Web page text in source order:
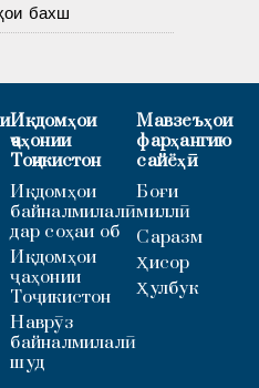
бахш
Иқдомҳои
ҷаҳонии
Тоҷикистон
Иқдомҳои
байналмилалӣ
дар соҳаи об
Иқдомҳои
ҷаҳонии
Тоҷикистон
Наврӯз
байналмилалӣ
шуд
Мавзеъҳои
фарҳангию
сайёҳӣ
Боғи
миллӣ
Саразм
Ҳисор
Ҳулбук